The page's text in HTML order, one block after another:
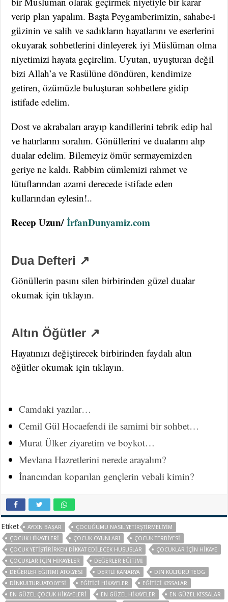
verip plan yapalım. Başta Peygamberimizin, sahabe-i
güzinin ve salih ve sadıkların hayatlarını ve eserlerini
okuyarak sohbetlerini dinleyerek iyi Müslüman olma
niyetimizi hayata geçirelim. Uyutan, uyuşturan değil
bizi Allah’a ve Rasülüne döndüren, kendimize
getiren, özümüzle buluşturan sohbetlere gidip
istifade edelim.
Dost ve akrabaları arayıp kandillerini tebrik edip hal
ve hatırlarını soralım. Gönüllerini ve dualarını alıp
dualar edelim. Bilemeyiz ömür sermayemizden
geriye ne kaldı. Rabbim cümlemizi rahmet ve
lütuflarından azami derecede istifade eden
kullarından eylesin!..
Recep Uzun/İrfanDunyamiz.com
Dua Defteri ↗
Gönüllerin pasını silen birbirinden güzel dualar
okumak için tıklayın.
Altın Öğütler ↗
Hayatınızı değiştirecek birbirinden faydalı altın
öğütler okumak için tıklayın.
Camdaki yazılar…
Cemil Gül Hocaefendi ile samimi bir sohbet…
Murat Ülker ziyaretim ve boykot…
Mevlana Hazretlerini nerede arayalım?
İnancından koparılan gençlerin vebali kimin?
Etiket AYDIN BAŞAR
ÇOCUĞUMU NASIL YETIRŞTIRMELIYIM
ÇOCUK HIKAYELERI
ÇOCUK OYUNLARI
ÇOCUK TERBIYESI
ÇOCUK YETIŞTIRIRKEN DIKKAT EDILECEK HUSUSLAR
ÇOCUKLAR IÇIN HIKAYE
ÇOCUKLAR IÇIN HIKAYELER
DEĞERLER EĞITIMI
DEĞERLER EĞITIMI ATOLYESI
DERTLI KANARYA
DIN KÜLTÜRÜ TEOG
DINKULTURUATOLYESI
EĞITICI HIKAYELER
EĞITICI KISSALAR
EN GÜZEL ÇOCUK HIKAYELERI
EN GÜZEL HIKAYELER EN GÜZEL KISSALAR